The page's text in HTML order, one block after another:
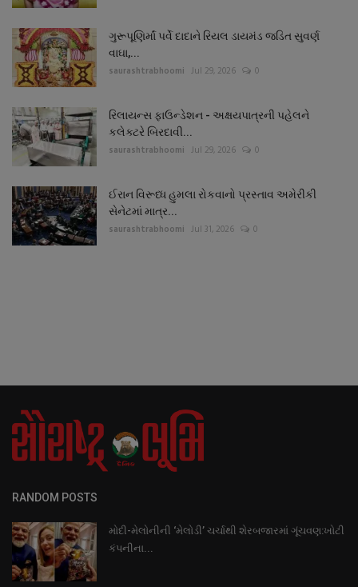
ગુરૂપૂણિર્માં પર્વે દાદાને રિયલ ડાયમંડ જડિત સુવર્ણ
વાઘા,...
saurashtrabhoomi Jul 29, 2026 0
રિલાયન્સ ફાઉન્ડેશન - અક્ષયપાત્રની પહેલને
કલેક્ટરે બિરદાવી...
saurashtrabhoomi Jul 29, 2026 0
ઈરાન વિરૂધ્ધ હુમલા રોકવાનો પ્રસ્તાવ અમેરીકી
સેનેટમાં માત્ર...
saurashtrabhoomi Jul 31, 2026 0
RANDOM POSTS
મોદી-મેલોનીની ‘મેલોડી’ ચર્ચાથી શેરબજારમાં ગૂંચવણ:ખોટી
કંપનીના...